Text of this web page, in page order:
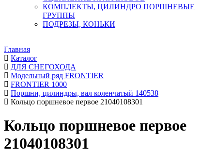
КОМПЛЕКТЫ, ЦИЛИНДРО ПОРШНЕВЫЕ
ГРУППЫ
ПОДРЕЗЫ, КОНЬКИ
Главная
Каталог
ДЛЯ СНЕГОХОДА
Модельный ряд FRONTIER
FRONTIER 1000
Поршни, цилиндры, вал коленчатый 140538
Кольцо поршневое первое 21040108301
Кольцо поршневое первое
21040108301